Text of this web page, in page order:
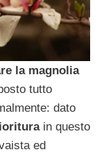
la magnolia
tutto
dato
in questo
ed